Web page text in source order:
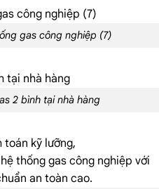
gas công nghiệp (7)
2 bình tại nhà hàng